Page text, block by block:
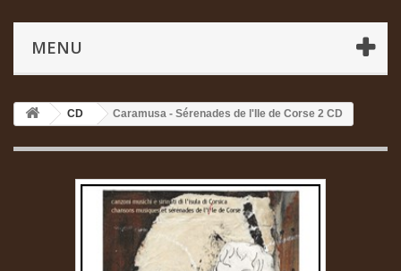
MENU
CD Caramusa - Sérenades de l'Ile de Corse 2 CD